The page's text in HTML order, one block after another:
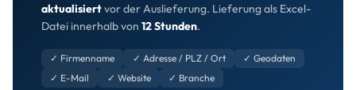
aktualisiertvor der Auslieferung. Lieferung als Excel-
Datei innerhalb von 12 Stunden.
✓ Firmenname ✓ Adresse / PLZ / Ort
✓ Geodaten
✓ E-Mail
✓ Website ✓ Branche